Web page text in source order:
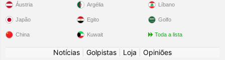
Áustria
Japão
China
Argélia
Egito
Kuwait
Líbano
Golfo
Toda a lista
Notícias Golpistas Loja
Opiniões